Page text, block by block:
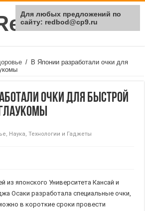
Red
/ В Японии разработали очки для
очки для быстрой
, Наука,Технологии и Гаджеты
из японского Университета Кансай и
Осаки разработала специальные очки,
в короткие сроки провести
Для любых предложений по
сайту: redbod@cp9.ru